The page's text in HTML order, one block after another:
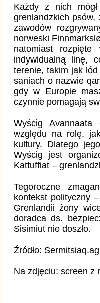
Każdy z nich
grenlandzkich psów,
zawodów
norweski
natomiast
indywidualną linę,
terenie, takim jak
saniach o nazwie
gdy w Europie
czynnie pomagają
Wyścig
względu na rolę,
kultury. Dlatego
Wyścig jest
Kattuffiat –
Tegoroczne
kontekst polityczny
Grenlandii żony
doradca ds.
Sisimiut nie doszło.
Źródło: Sermitsiaq.ag
Na zdjęciu: screen z